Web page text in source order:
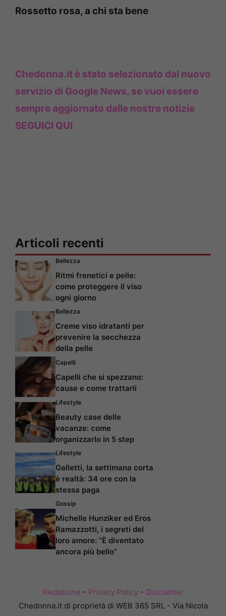
Rossetto rosa, a chi sta bene
Chedonna.it è stato selezionato dal nuovo
servizio di Google News, se vuoi essere
sempre aggiornato dalle nostre notizie
SEGUICI QUI
Articoli recenti
Bellezza
Ritmi frenetici e pelle:
come proteggere il viso
ogni giorno
Bellezza
Creme viso idratanti per
prevenire la secchezza
della pelle
Capelli
Capelli che si spezzano:
cause e come trattarli
Lifestyle
Beauty case delle
vacanze: come
organizzarlo in 5 step
Lifestyle
Galletti, la settimana corta
è realtà: 34 ore con la
stessa paga
Gossip
Michelle Hunziker ed Eros
Ramazzotti, i segreti del
loro amore: “È diventato
ancora più bello”
Redazione - Privacy Policy- Disclaimer
Chedonna.it di proprietà di WEB 365 SRL - Via Nicola